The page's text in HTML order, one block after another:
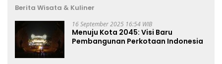
Berita Wisata & Kuliner
16 September 2025 16:54 WIB
Menuju Kota 2045: Visi Baru
Pembangunan Perkotaan Indonesia